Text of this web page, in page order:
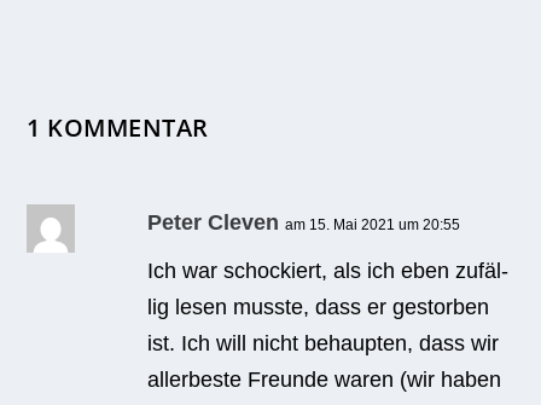
1 KOMMENTAR
Peter Cleven am 15. Mai 2021 um 20:55
Ich war scho­ckiert, als ich eben zufäl­
lig lesen musste, dass er gestor­ben
ist. Ich will nicht behaup­ten, dass wir
aller­beste Freunde waren (wir haben